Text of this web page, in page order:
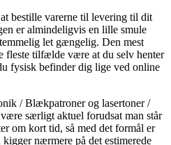
bestille varerne til levering til dit
er almindeligvis en lille smule
let gængelig. Den mest
fleste tilfælde være at du selv henter
fysisk befinder dig lige ved online
/ Blækpatroner og lasertoner /
særligt aktuel forudsat man står
om kort tid, så med det formål er
nærmere på det estimerede